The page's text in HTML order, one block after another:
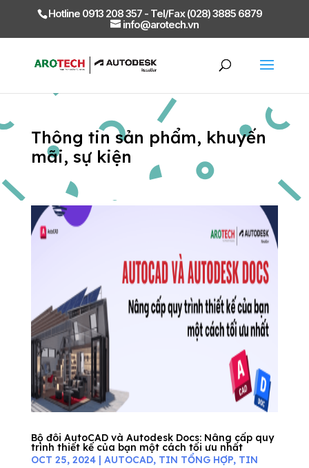
Hotline 0913 208 357 - Tel/Fax (028) 3885 6879
info@arotech.vn
Thông tin sản phẩm, khuyến
mãi, sự kiện
Bộ đôi AutoCAD và Autodesk Docs: Nâng cấp quy
trình thiết kế của bạn một cách tối ưu nhất
OCT 25, 2024| AUTOCAD, TIN TỔNG HỢP, TIN